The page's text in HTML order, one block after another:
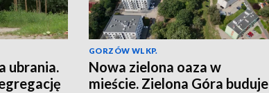
ubrania.
GORZÓW WLKP.
Nowa zielona oaza w
mieście. Zielona Góra buduje